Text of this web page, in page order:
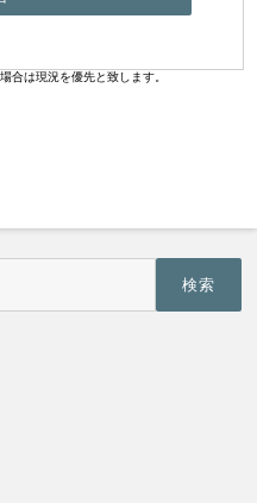
合は現況を優先と致します。